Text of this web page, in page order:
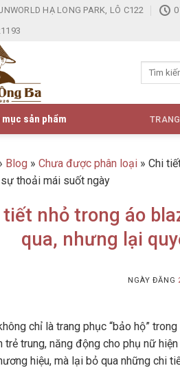
HẠ LONG PARK, LÔ C122
mục sản phẩm
Blog » Chưa được phân loại » Chi
thoải mái suốt ngày
tiết nhỏ trong áo
qua, nhưng lại
NGÀY ĐĂNG
chỉ là trang phục “bảo hộ”
trẻ trung, năng động cho phụ nữ
hiệu, mà lại bỏ qua những chi